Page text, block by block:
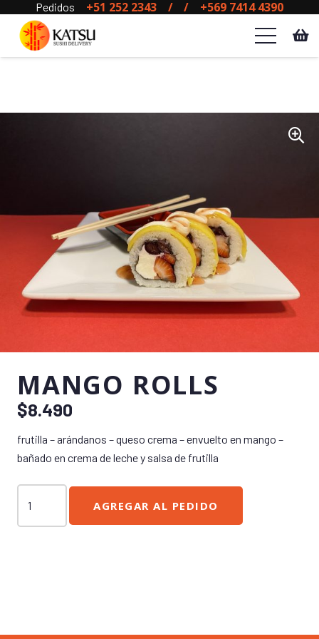
Pedidos +51 252 2343 / / +569 7414 4390
MANGO ROLLS
$8.490
frutilla – arándanos – queso crema – envuelto en mango –
bañado en crema de leche y salsa de frutilla
Rolls
cantidad
AGREGAR AL PEDIDO